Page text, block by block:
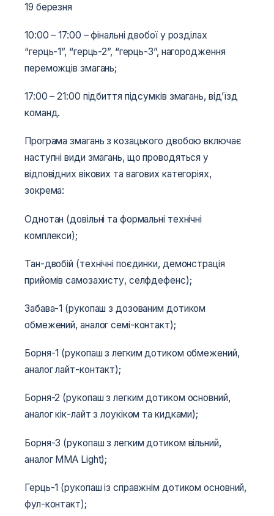
19 березня
10:00 – 17:00 – фінальні двобої у розділах
“герць-1”, “герць-2”, “герць-3”, нагородження
переможців змагань;
17:00 – 21:00 підбиття підсумків змагань, від’їзд
команд.
Програма змагань з козацького двобою включає
наступні види змагань, що проводяться у
відповідних вікових та вагових категоріях,
зокрема:
Однотан (довільні та формальні технічні
комплекси);
Тан-двобій (технічні поєдинки, демонстрація
прийомів самозахисту, селфдефенс);
Забава-1 (рукопаш з дозованим дотиком
обмежений, аналог семі-контакт);
Борня-1 (рукопаш з легким дотиком обмежений,
аналог лайт-контакт);
Борня-2 (рукопаш з легким дотиком основний,
аналог кік-лайт з лоукіком та кидками);
Борня-3 (рукопаш з легким дотиком вільний,
аналог MMA Light);
Герць-1 (рукопаш із справжнім дотиком основний,
фул-контакт);